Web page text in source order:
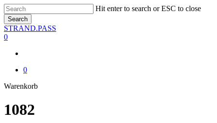
Skip
to
main
content
Hit enter to search or ESC to close
Search
Close
Search
STRAND.PASS
0
0
WarenkorbClose
1082